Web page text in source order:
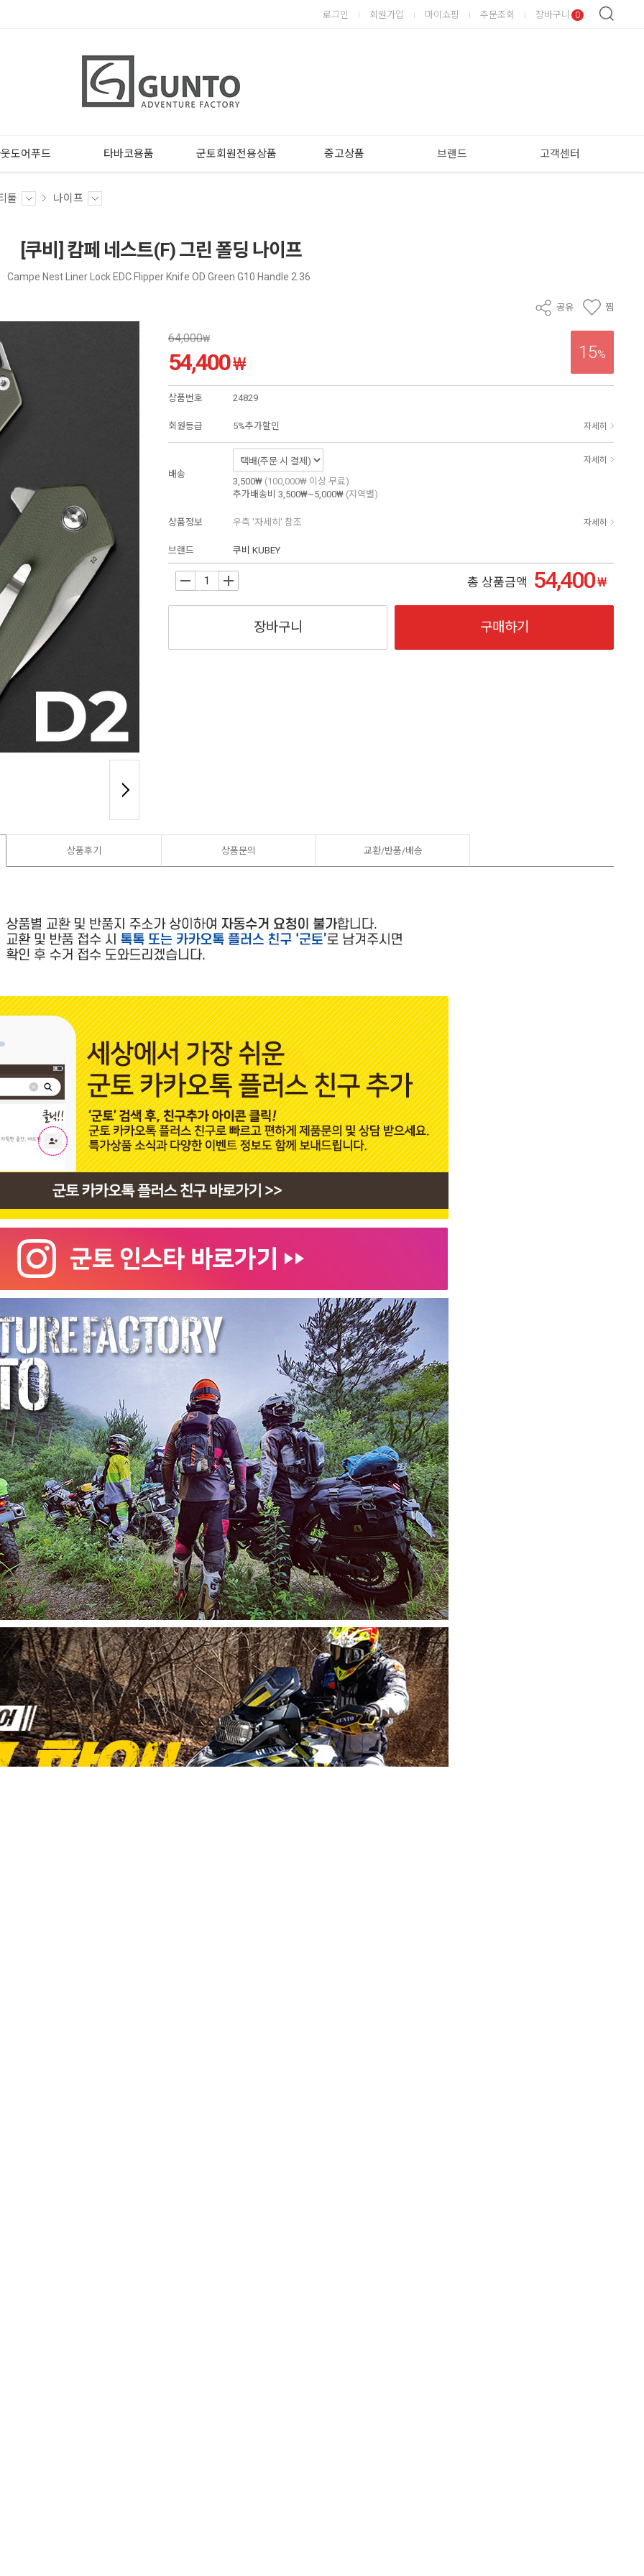
로그인 회원가입 마이쇼핑 주문조회 장바구니 0
도어푸드 타바코용품 군토회원전용상품 중고상품 브랜드 고객센터
툴 나이프
[쿠비] 캄페 네스트(F) 그린 폴딩 나이프
Campe Nest Liner Lock EDC Flipper Knife OD Green G10 Handle 2.36
공유 찜
15%
64,000₩
54,400₩
상품번호 24829
회원등급 5%추가할인 자세히
배송
자세히
3,500₩ (100,000₩ 이상 무료)
추가배송비 3,500₩~5,000₩ (지역별)
상품정보 우측 '자세히' 참조 자세히
브랜드 쿠비 KUBEY
+ 총 상품금액 54,400₩
장바구니 구매하기
상품후기 상품문의 교환/반품/배송